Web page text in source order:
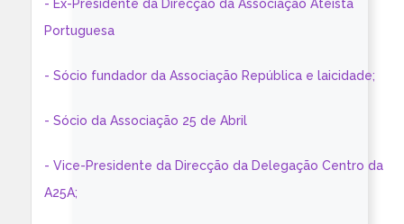
- Ex-Presidente da Direcção da Associação Ateísta
Portuguesa
- Sócio fundador da Associação República e laicidade;
- Sócio da Associação 25 de Abril
- Vice-Presidente da Direcção da Delegação Centro da
A25A;